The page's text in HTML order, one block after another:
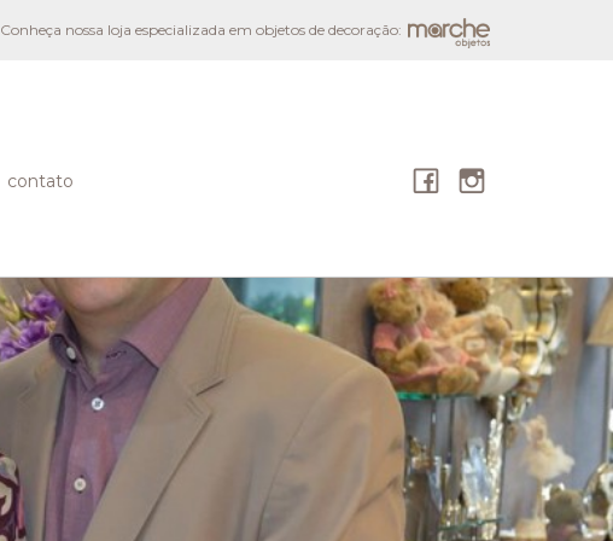
Conheça nossa loja especializada em objetos de decoração:
contato